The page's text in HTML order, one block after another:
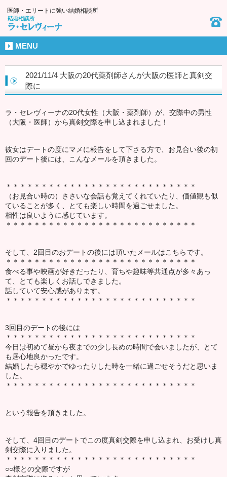
医師・エリートに強い結婚相談所
MENU
2021/11/4 大阪の20代薬剤師さんが大阪の医師と真剣交
際に
ラ・セレヴィーナの20代女性（大阪・薬剤師）が、交際中の男性
（大阪・医師）から真剣交際を申し込まれました！
彼女はデートの度にマメに報告をして下さる方で、お見合い後の初
回のデート後には、こんなメールを頂きました。
＊＊＊＊＊＊＊＊＊＊＊＊＊＊＊＊＊＊＊＊＊＊＊＊＊＊＊
（お見合い時の）ささいな会話も覚えてくれていたり、価値観も似
ていることが多く、とても楽しい時間を過ごせました。
相性は良いように感じています。
＊＊＊＊＊＊＊＊＊＊＊＊＊＊＊＊＊＊＊＊＊＊＊＊＊＊＊
そして、2回目のおデートの後には頂いたメールはこちらです。
＊＊＊＊＊＊＊＊＊＊＊＊＊＊＊＊＊＊＊＊＊＊＊＊＊＊＊
食べる事や映画が好きだったり、育ちや趣味等共通点が多々あっ
て、とても楽しくお話しできました。
話していて安心感があります。
＊＊＊＊＊＊＊＊＊＊＊＊＊＊＊＊＊＊＊＊＊＊＊＊＊＊＊
3回目のデートの後には
＊＊＊＊＊＊＊＊＊＊＊＊＊＊＊＊＊＊＊＊＊＊＊＊＊＊＊
今日は初めて昼から夜までの少し長めの時間で会いましたが、とて
も居心地良かったです。
結婚したら穏やかでゆったりした時を一緒に過ごせそうだと思いま
した。
＊＊＊＊＊＊＊＊＊＊＊＊＊＊＊＊＊＊＊＊＊＊＊＊＊＊＊
という報告を頂きました。
そして、4回目のデートでこの度真剣交際を申し込まれ、お受けし真
剣交際に入りました。
＊＊＊＊＊＊＊＊＊＊＊＊＊＊＊＊＊＊＊＊＊＊＊＊＊＊＊
○○様との交際ですが